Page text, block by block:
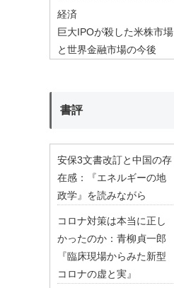
経済
巨大IPOが殺した米株市場
と世界金融市場の今後
書評
安保3文書改訂と中国の存
在感：『エネルギーの地
政学』を読みながら
コロナ対策は本当に正し
かったのか：青柳貞一郎
『臨床現場からみた新型
コロナの虚と実』